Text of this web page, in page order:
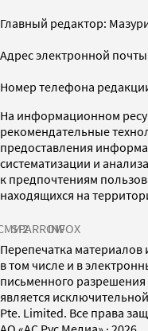
Главный редактор:
Адрес электронной
Номер телефона
На информационном
рекомендательные
предоставления
систематизации и
к предпочтениям
находящихся на
SPARROWINFOX
Перепечатка
в том числе и в
письменного
является
Pte. Limited. Все права